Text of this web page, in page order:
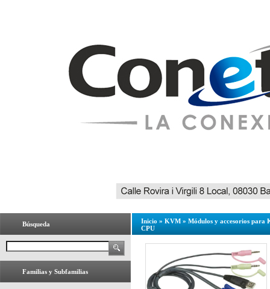
Búsqueda
Familias y Subfamilias
Inicio » KVM » Módulos y accesorios para
CPU